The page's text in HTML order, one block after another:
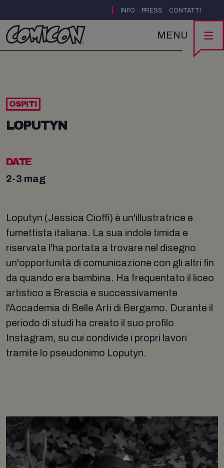
INFO PRESS CONTATTI
MENU
OSPITI
LOPUTYN
DATE
2-3 mag
Loputyn (Jessica Cioffi) è un'illustratrice e
fumettista italiana. La sua indole timida e
riservata l'ha portata a trovare nel disegno
un'opportunità di comunicazione con gli altri fin
da quando era bambina. Ha frequentato il liceo
artistico a Brescia e successivamente
l'Accademia di Belle Arti di Bergamo. Durante il
periodo di studi ha creato il suo profilo
Instagram, su cui condivide i propri lavori
tramite lo pseudonimo Loputyn.